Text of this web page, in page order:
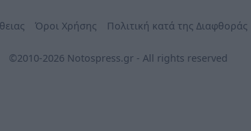
Όροι Χρήσης Πολιτική κατά της Διαφθοράς
©2010-2026 Notospress.gr - All rights reserved